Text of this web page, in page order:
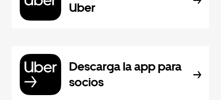
Uber
Descarga la app para
socios